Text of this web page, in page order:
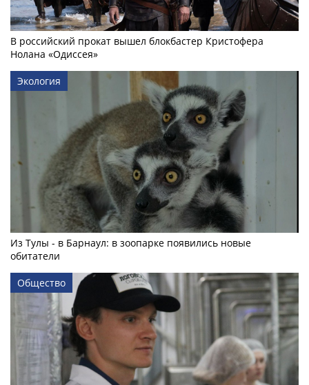
В российский прокат вышел блокбастер Кристофера
Нолана «Одиссея»
Экология
Из Тулы - в Барнаул: в зоопарке появились новые
обитатели
Общество